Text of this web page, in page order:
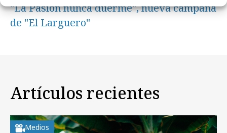
"La Pasión nunca duerme", nueva campaña
de "El Larguero"
Artículos recientes
Medios